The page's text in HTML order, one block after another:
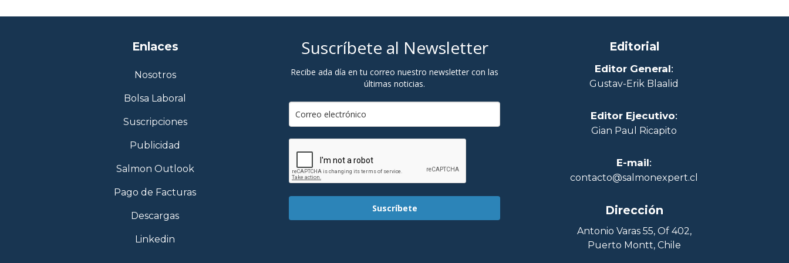
Enlaces
Nosotros
Bolsa Laboral
Suscripciones
Publicidad
Salmon Outlook
Pago de Facturas
Descargas
Linkedin
Suscríbete al Newsletter
Recibe ada día en tu correo nuestro newsletter con las
últimas noticias.
Suscríbete
Editorial
Editor General:
Gustav-Erik Blaalid
Editor Ejecutivo:
Gian Paul Ricapito
E-mail:
contacto@salmonexpert.cl
Dirección
Antonio Varas 55, Of 402,
Puerto Montt, Chile